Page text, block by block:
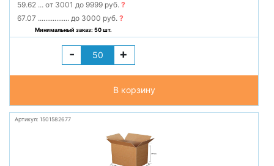
59.62 ... от 3001 до 9999 руб.?
67.07 ................. до 3000 руб.?
Минимальный заказ: 50 шт.
- +
В корзину
Артикул: 1501582677